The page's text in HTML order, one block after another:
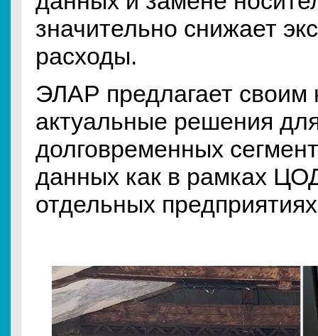
значительно снижает
расходы.
ЭЛАР предлагает своим
актуальные решения
долговременных
данных как в рамках
отдельных